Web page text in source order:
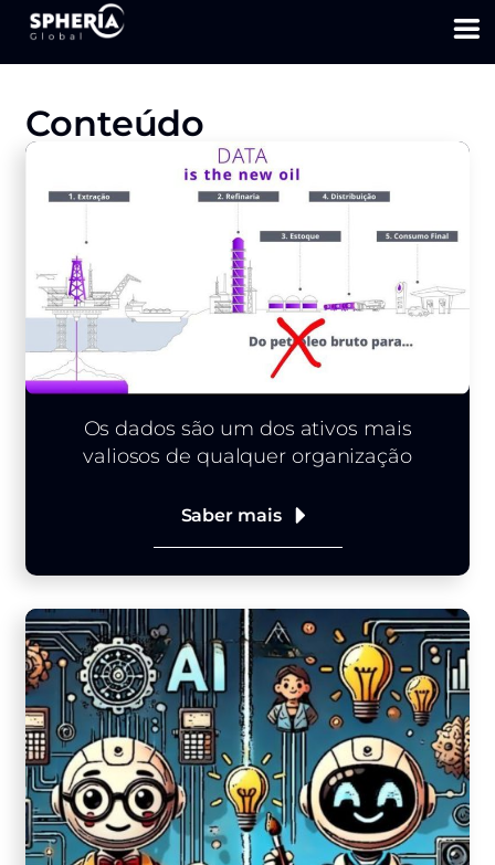
Conteúdo
Os dados são um dos ativos mais
valiosos de qualquer organização
Saber mais